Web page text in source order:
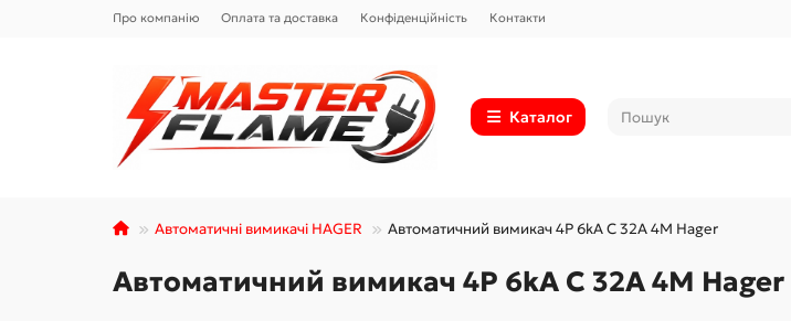
Про компанію Оплата та доставка Конфіденційність Контакти
Каталог
Автоматичні вимикачі HAGER Автоматичний вимикач 4P 6kA C 32A 4M Hager
Автоматичний вимикач 4P 6kA C 32A 4M Hager